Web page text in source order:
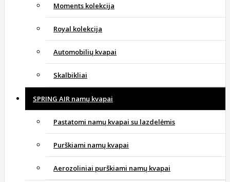
Moments kolekcija
Royal kolekcija
Automobilių kvapai
Skalbikliai
SPRING AIR namų kvapai
Pastatomi namų kvapai su lazdelėmis
Purškiami namų kvapai
Aerozoliniai purškiami namų kvapai